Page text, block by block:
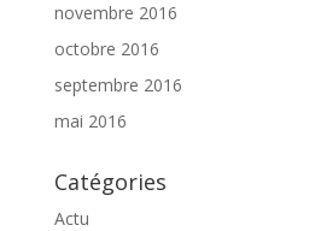
novembre 2016
octobre 2016
septembre 2016
mai 2016
Catégories
Actu